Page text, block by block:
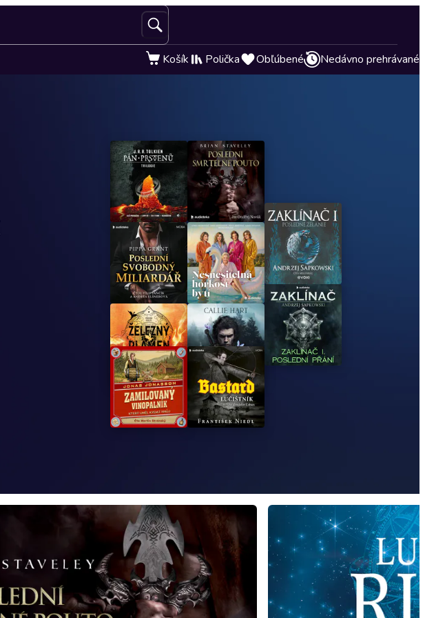
Košík Polička Obľúbené Nedávno prehrávané